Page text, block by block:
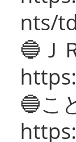
nts/
🔵Ｊ
🔵こ